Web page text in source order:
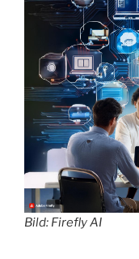
Bild: Firefly AI